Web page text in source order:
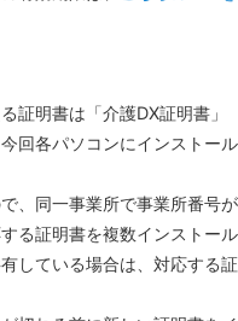
証明書は「介護DX証明書」
回各パソコンにインストール
、同一事業所で事業所番号が
る証明書を複数インストール
している場合は、対応する証